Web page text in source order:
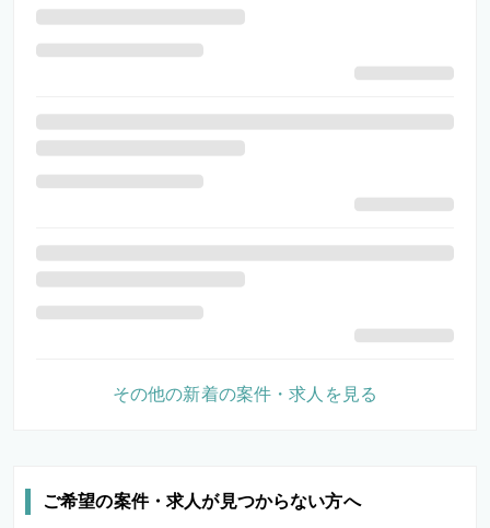
ご希望の案件・求人が見つからない方へ
その他の新着の案件・求人を見る